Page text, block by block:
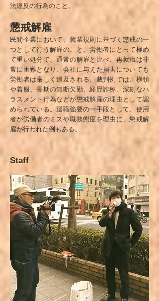
法違反の行為のこと。
懲戒解雇
民間企業において、就業規則に基づく懲戒の一
つとして行う解雇のこと。労働者にとって極め
て重い処分で、通常の解雇と比べ、再就職は非
常に困難となり、会社に与えた損害についても
労働者は厳しく追及される。裁判例では、横領
や着服、長期の無断欠勤、経歴詐称、深刻なハ
ラスメント行為などが懲戒解雇の理由として認
められている。退職強要の一手段として、使用
者が労働者のミスや職務態度を理由に、懲戒解
雇が行われた例もある。
Staff